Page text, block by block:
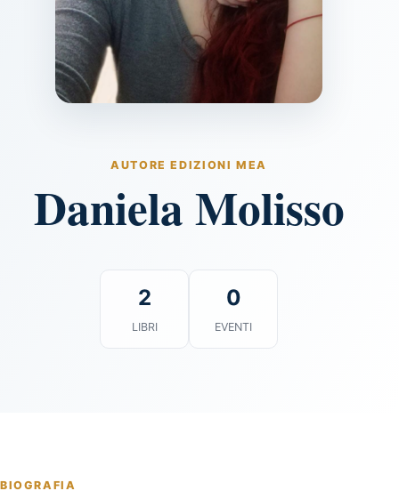
AUTORE EDIZIONI MEA
Daniela Molisso
2
LIBRI
0
EVENTI
BIOGRAFIA